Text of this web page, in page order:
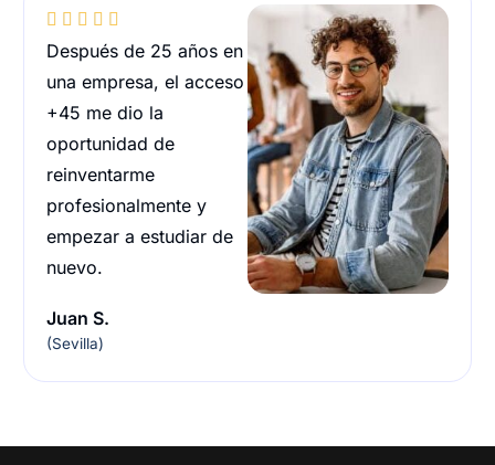
    
Después de 25 años en
una empresa, el acceso
+45 me dio la
oportunidad de
reinventarme
profesionalmente y
empezar a estudiar de
nuevo.
Juan S.
(Sevilla)